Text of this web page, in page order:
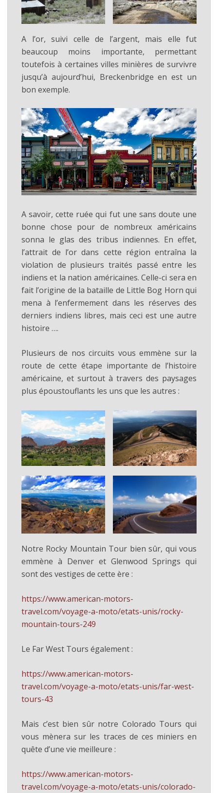
A l’or, suivi celle de l’argent, mais elle fut
beaucoup moins importante, permettant
toutefois à certaines villes minières de survivre
jusqu’à aujourd’hui, Breckenbridge en est un
bon exemple.
A savoir, cette ruée qui fut une sans doute une
bonne chose pour de nombreux américains
sonna le glas des tribus indiennes. En effet,
l’attrait de l’or dans cette région entraîna la
violation de plusieurs traités passé entre les
indiens et la nation américaines. Celle-ci sera en
fait l’origine de la bataille de Little Bog Horn qui
mena à l’enfermement dans les réserves des
derniers indiens libres, mais ceci est une autre
histoire ….
Plusieurs de nos circuits vous emmène sur la
route de cette étape importante de l’histoire
américaine, et surtout à travers des paysages
plus époustouflants les uns que les autres :
Notre Rocky Mountain Tour bien sûr, qui vous
emmène à Denver et Glenwood Springs qui
sont des vestiges de cette ère :
https://www.american-motors-
travel.com/voyage-a-moto/etats-unis/rocky-
mountain-tours-249
Le Far West Tours également :
https://www.american-motors-
travel.com/voyage-a-moto/etats-unis/far-west-
tours-43
Mais c’est bien sûr notre Colorado Tours qui
vous mènera sur les traces de ces miniers en
quête d’une vie meilleure :
https://www.american-motors-
travel.com/voyage-a-moto/etats-unis/colorado-